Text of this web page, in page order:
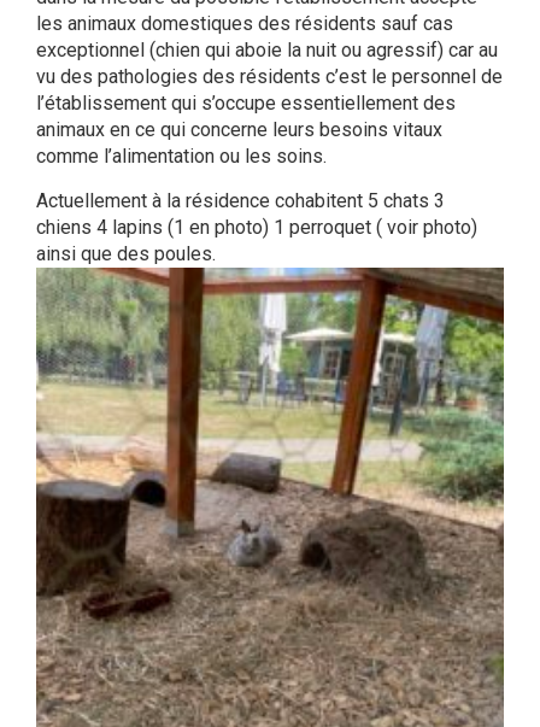
les animaux domestiques des résidents sauf cas
exceptionnel (chien qui aboie la nuit ou agressif) car au
vu des pathologies des résidents c’est le personnel de
l’établissement qui s’occupe essentiellement des
animaux en ce qui concerne leurs besoins vitaux
comme l’alimentation ou les soins.
Actuellement à la résidence cohabitent 5 chats 3
chiens 4 lapins (1 en photo) 1 perroquet ( voir photo)
ainsi que des poules.